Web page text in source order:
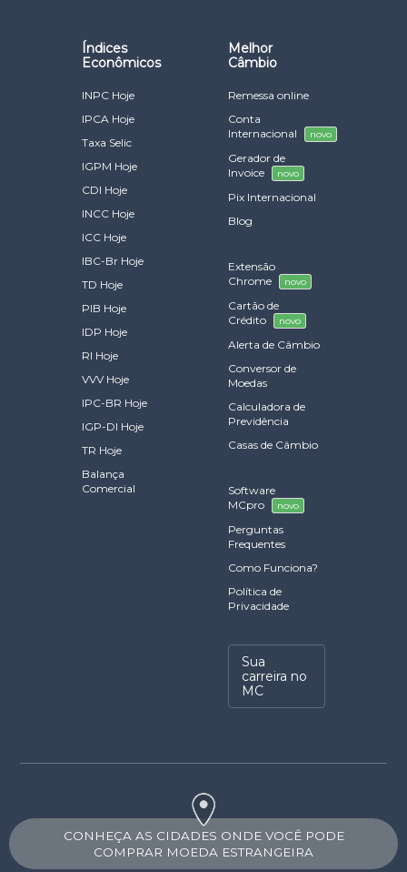
Índices
Econômicos
INPC Hoje
IPCA Hoje
Taxa Selic
IGPM Hoje
CDI Hoje
INCC Hoje
ICC Hoje
IBC-Br Hoje
TD Hoje
PIB Hoje
IDP Hoje
RI Hoje
VVV Hoje
IPC-BR Hoje
IGP-DI Hoje
TR Hoje
Balança
Comercial
Melhor
Câmbio
Remessa online
Conta
Internacional
novo
Gerador de
Invoice
novo
Pix Internacional
Blog
Extensão
Chrome
novo
Cartão de
Crédito
novo
Alerta de Câmbio
Conversor de
Moedas
Calculadora de
Previdência
Casas de Câmbio
Software
MCpro
novo
Perguntas
Frequentes
Como Funciona?
Política de
Privacidade
Sua
carreira no
MC
CONHEÇA AS CIDADES ONDE VOCÊ PODE
COMPRAR MOEDA ESTRANGEIRA